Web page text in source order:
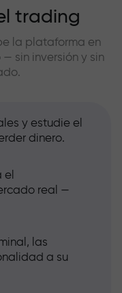
trading
la plataforma en
sin inversión y sin
y estudie el
dinero.
el
real —
las
a su